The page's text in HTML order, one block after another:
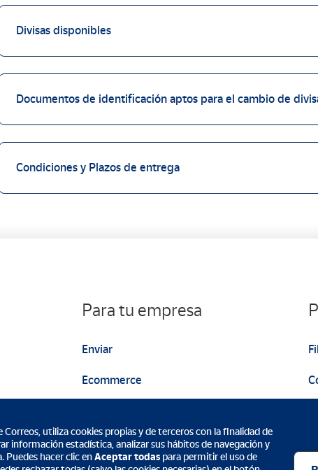
Divisas disponibles
Documentos de identificación aptos para el cambio de
Condiciones y Plazos de entrega
Para tu empresa
Enviar
Ecommerce
Correos, utiliza cookies propias y de terceros con la finalidad de
información estadística, analizar sus hábitos de navegación y
Puedes hacer clic enAceptar todas para permitir el uso de